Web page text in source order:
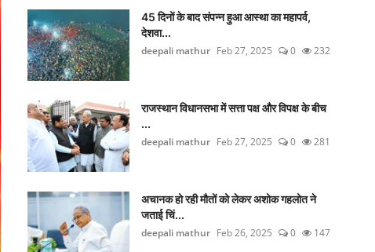
45 दिनों के बाद संपन्न हुआ आस्था का महापर्व,
देशवा...
deepali mathur Feb 27, 2025 0 232
राजस्थान विधानसभा में सत्ता पक्ष और विपक्ष के बीच
...
deepali mathur Feb 27, 2025 0 281
अचानक हो रही मौतों को लेकर अशोक गहलोत ने
जताई च‍िं...
deepali mathur Feb 26, 2025 0 147